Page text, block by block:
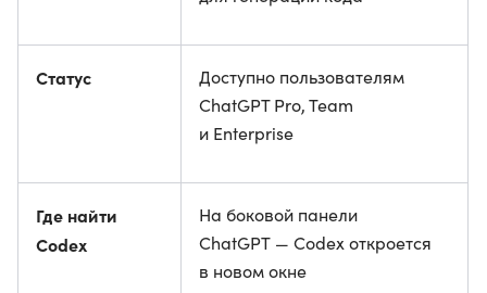
Статус
Доступно пользователям
ChatGPT Pro, Team
и Enterprise
Где найти
Codex
На боковой панели
ChatGPT — Codex откроется
в новом окне